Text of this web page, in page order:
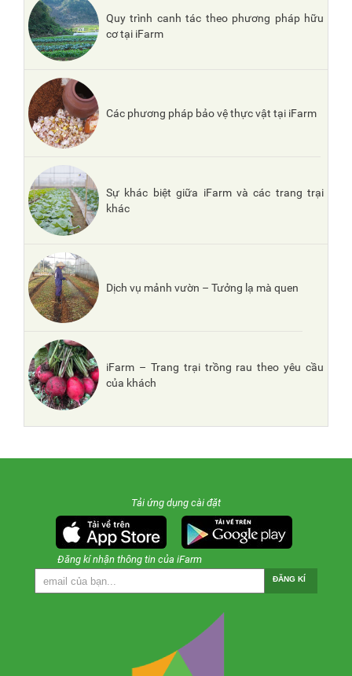
Quy trình canh tác theo phương pháp hữu
cơ tại iFarm
Các phương pháp bảo vệ thực vật tại iFarm
Sự khác biệt giữa iFarm và các trang trại
khác
Dịch vụ mảnh vườn – Tưởng lạ mà quen
iFarm – Trang trại trồng rau theo yêu cầu
của khách
Tải ứng dụng cài đặt
Đăng kí nhận thông tin của iFarm
ĐĂNG KÍ